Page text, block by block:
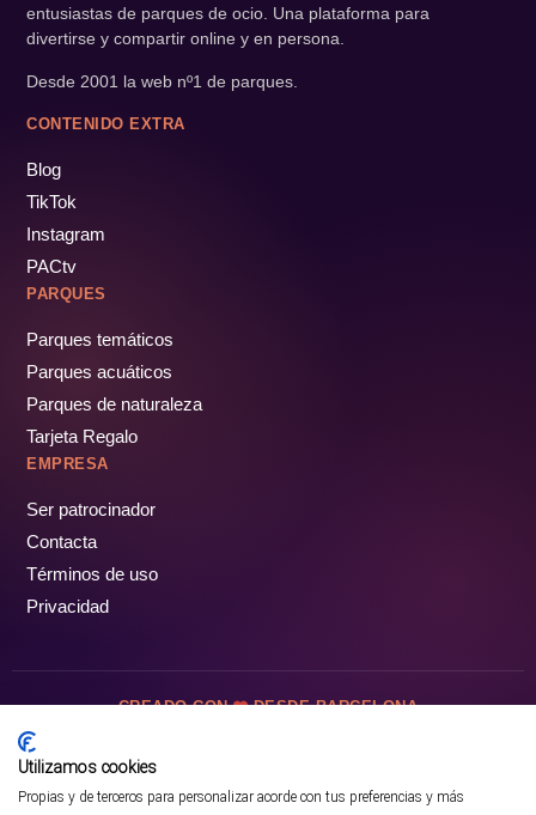
entusiastas de parques de ocio. Una plataforma para
divertirse y compartir online y en persona.
Desde 2001 la web nº1 de parques.
CONTENIDO EXTRA
Blog
TikTok
Instagram
PACtv
PARQUES
Parques temáticos
Parques acuáticos
Parques de naturaleza
Tarjeta Regalo
EMPRESA
Ser patrocinador
Contacta
Términos de uso
Privacidad
CREADO CON DESDE BARCELONA
Utilizamos cookies
Propias y de terceros para personalizar acorde con tus preferencias y más